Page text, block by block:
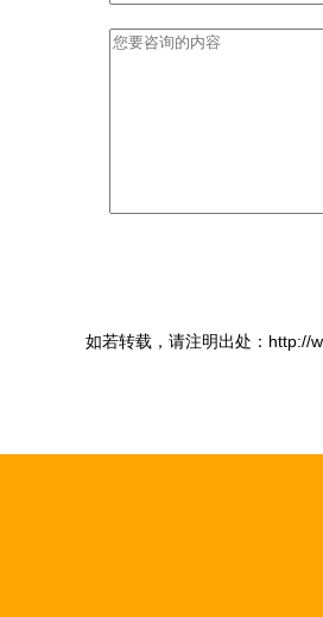
如若转载，请注明出处：http://